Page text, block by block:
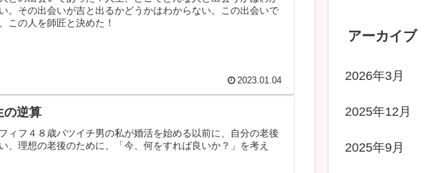
。その出会いが吉と出るかどうかはわからない。この出会いで
この人を師匠と決めた！
2023.01.04
の逆算
ィフ４８歳バツイチ男の私が婚活を始める以前に、自分の老後
、理想の老後のために、「今、何をすれば良いか？」を考え
アーカイブ
2026年3月
2025年12月
2025年9月